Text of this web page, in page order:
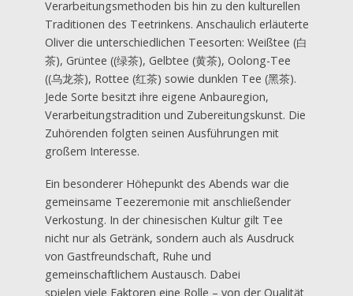
Verarbeitungsmethoden bis hin zu den kulturellen
Traditionen des Teetrinkens. Anschaulich erläuterte
Oliver die unterschiedlichen Teesorten: Weißtee (白
茶), Grüntee ((绿茶), Gelbtee (黄茶), Oolong-Tee
((乌龙茶), Rottee (红茶) sowie dunklen Tee (黑茶).
Jede Sorte besitzt ihre eigene Anbauregion,
Verarbeitungstradition und Zubereitungskunst. Die
Zuhörenden folgten seinen Ausführungen mit
großem Interesse.
Ein besonderer Höhepunkt des Abends war die
gemeinsame Teezeremonie mit anschließender
Verkostung. In der chinesischen Kultur gilt Tee
nicht nur als Getränk, sondern auch als Ausdruck
von Gastfreundschaft, Ruhe und
gemeinschaftlichem Austausch. Dabei
spielen viele Faktoren eine Rolle – von der Qualität